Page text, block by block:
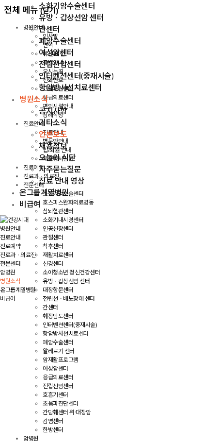
소화기암수술센터
유방ㆍ갑상선암 센터
간센터
폐암수술센터
여성암센터
전립선암센터
인터벤션센터(중재시술)
항암방사선치료센터
병원소식
공지사항
기타소식
언론보도
채용정보
오늘의 식단
자주묻는질문
진료 안내 영상
온그룹계열병원
비급여
병원안내
진료안내
진료예약
진료과ㆍ의료진
전문센터
암병원
병원소식
온그룹계열병원
비급여
전체 메뉴(닫기)
병원안내
인사말
연혁
미션/비전
층별안내
오시는길
전화번호
고객지원센터
응급의료센터
편의시설안내
장례식장
진료안내
진료안내
병문안안내
입/퇴원 안내
제증명서발급
진료예약
진료과ㆍ의료진
전문센터
소화기암수술센터
호스피스완화의료병동
심뇌혈관센터
소화기내시경센터
인공신장센터
관절센터
척추센터
재활치료센터
신경센터
소아청소년 정신건강센터
유방ㆍ갑상선암 센터
대장항문센터
전립선ㆍ배뇨장애 센터
간센터
췌장담도센터
인터벤션센터(중재시술)
항암방사선치료센터
폐암수술센터
알레르기 센터
암재활프로그램
여성암센터
응급의료센터
전립선암센터
호흡기센터
초음파진단센터
간담췌센터 위·대장암
감염센터
한방센터
암병원